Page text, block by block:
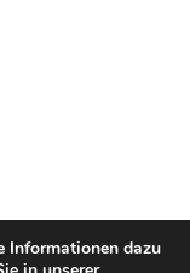
Informationen dazu